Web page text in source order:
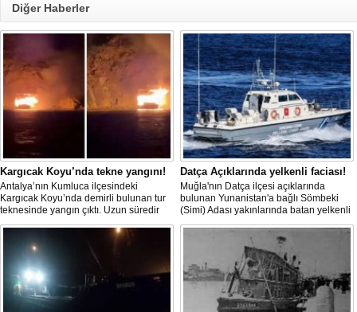
Diğer Haberler
Kargıcak Koyu’nda tekne yangını!
Antalya’nın Kumluca ilçesindeki
Kargıcak Koyu’nda demirli bulunan tur
teknesinde yangın çıktı. Uzun süredir
kullanılmadığı belirtilen ve içerisinde
kimsenin bulunmadığı tekne, itfaiyenin
karadan müdahale edememesi
nedeniyle tamamen yanarak
kullanılamaz hale geldi.
Datça Açıklarında yelkenli faciası!
Muğla'nın Datça ilçesi açıklarında
bulunan Yunanistan'a bağlı Sömbeki
(Simi) Adası yakınlarında batan yelkenli
teknedeki 9 kişiden 8'i sağ olarak
kurtarılırken, kaybolan 1 kişi için deniz
ve havadan geniş çaplı arama kurtarma
çalışması başlatıldı.